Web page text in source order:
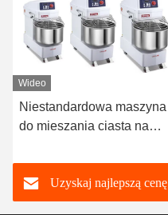
Wideo
Niestandardowa maszyna
do mieszania ciasta na
Elektryczna podstawa
podłogowa do piekarni
Uzyskaj najlepszą cenę